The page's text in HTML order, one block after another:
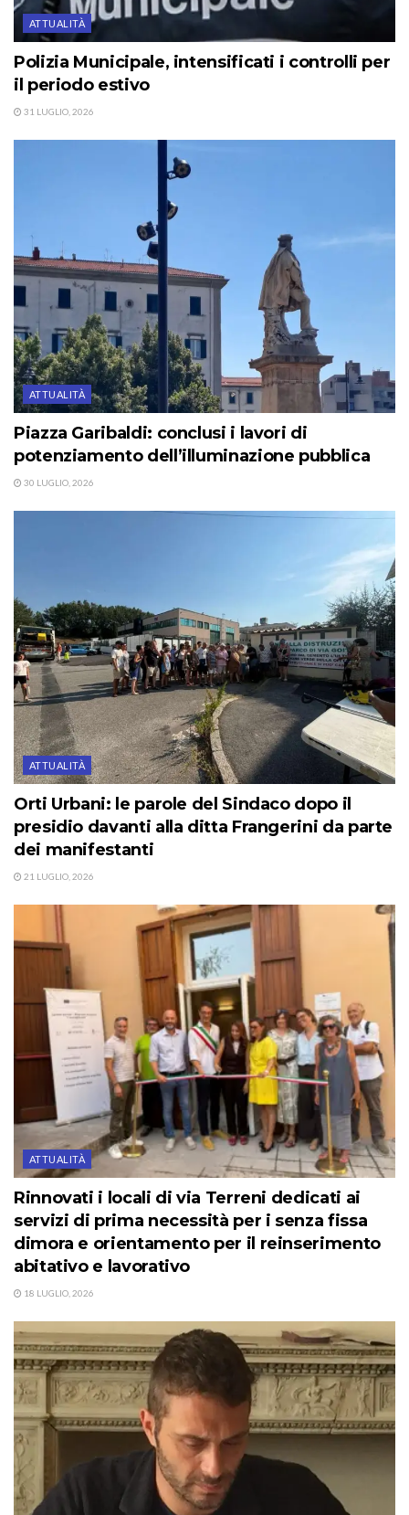
ATTUALITÀ
Polizia Municipale, intensificati i controlli per
il periodo estivo
31 LUGLIO, 2026
ATTUALITÀ
Piazza Garibaldi: conclusi i lavori di
potenziamento dell’illuminazione pubblica
30 LUGLIO, 2026
ATTUALITÀ
Orti Urbani: le parole del Sindaco dopo il
presidio davanti alla ditta Frangerini da parte
dei manifestanti
21 LUGLIO, 2026
ATTUALITÀ
Rinnovati i locali di via Terreni dedicati ai
servizi di prima necessità per i senza fissa
dimora e orientamento per il reinserimento
abitativo e lavorativo
18 LUGLIO, 2026